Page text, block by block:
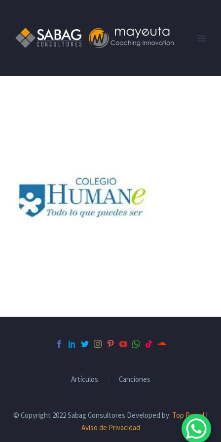
Artículos Canciones
© Copyright 2022 Sabag Consultores Developed by: Top Brand|
Aviso de Privacidad